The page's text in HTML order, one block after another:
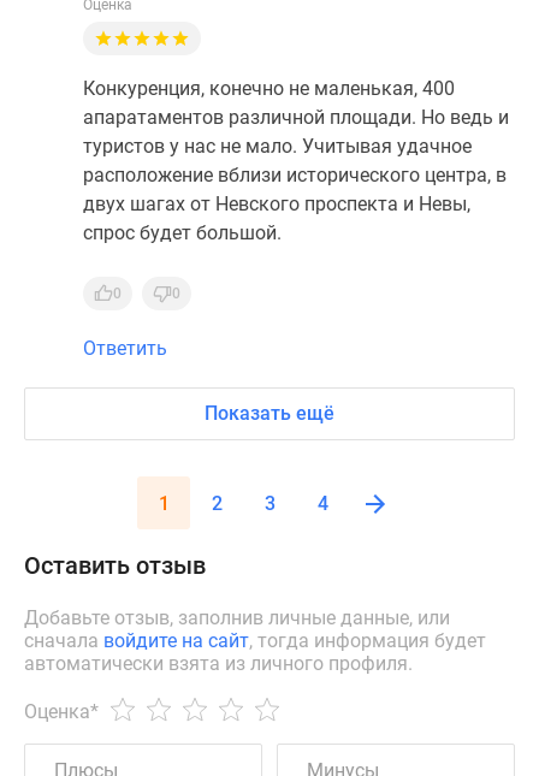
Оценка
Конкуренция, конечно не маленькая, 400
апаратаментов различной площади. Но ведь и
туристов у нас не мало. Учитывая удачное
расположение вблизи исторического центра, в
двух шагах от Невского проспекта и Невы,
спрос будет большой.
0 0
Ответить
Показать ещё
1 2 3 4
Оставить отзыв
Добавьте отзыв, заполнив личные данные, или
сначала войдите на сайт, тогда информация будет
автоматически взята из личного профиля.
Оценка*